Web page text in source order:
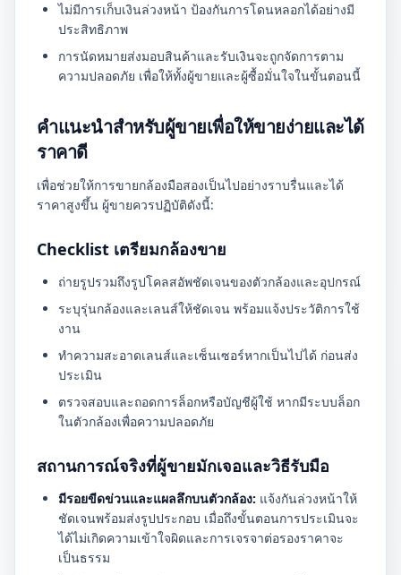
ไม่มีการเก็บเงินล่วงหน้า ป้องกันการโดนหลอกได้อย่างมี
ประสิทธิภาพ
การนัดหมายส่งมอบสินค้าและรับเงินจะถูกจัดการตาม
ความปลอดภัย เพื่อให้ทั้งผู้ขายและผู้ซื้อมั่นใจในขั้นตอนนี้
คำแนะนำสำหรับผู้ขายเพื่อให้ขายง่ายและได้
ราคาดี
เพื่อช่วยให้การขายกล้องมือสองเป็นไปอย่างราบรื่นและได้
ราคาสูงขึ้น ผู้ขายควรปฏิบัติดังนี้:
Checklist เตรียมกล้องขาย
ถ่ายรูปรวมถึงรูปโคลสอัพชัดเจนของตัวกล้องและอุปกรณ์
ระบุรุ่นกล้องและเลนส์ให้ชัดเจน พร้อมแจ้งประวัติการใช้
งาน
ทำความสะอาดเลนส์และเซ็นเซอร์หากเป็นไปได้ ก่อนส่ง
ประเมิน
ตรวจสอบและถอดการล็อกหรือบัญชีผู้ใช้ หากมีระบบล็อก
ในตัวกล้องเพื่อความปลอดภัย
สถานการณ์จริงที่ผู้ขายมักเจอและวิธีรับมือ
มีรอยขีดข่วนและแผลลึกบนตัวกล้อง: แจ้งกันล่วงหน้าให้
ชัดเจนพร้อมส่งรูปประกอบ เมื่อถึงขั้นตอนการประเมินจะ
ได้ไม่เกิดความเข้าใจผิดและการเจรจาต่อรองราคาจะ
เป็นธรรม